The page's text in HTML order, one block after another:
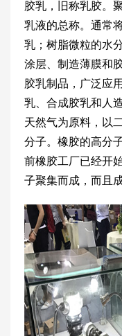
胶乳，旧称乳胶。
乳液的总称。通常
乳；树脂微粒的水
涂层、制造薄膜和
胶乳制品，广泛应
乳、合成胶乳和人
天然气为原料，以
分子。橡胶的高分
前橡胶工厂已经开
子聚集而成，而且